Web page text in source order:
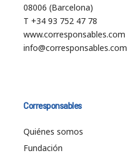
08006 (Barcelona)
T +34 93 752 47 78
www.corresponsables.com
info@corresponsables.com
Corresponsables
Quiénes somos
Fundación